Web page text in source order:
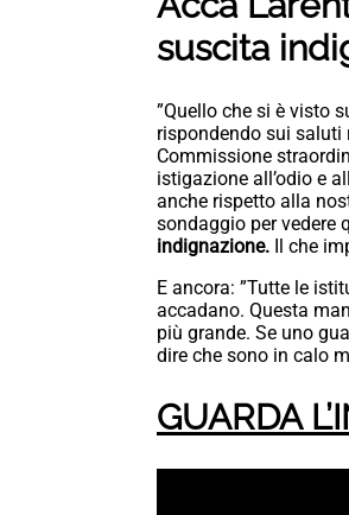
suscita
”Quello che si è visto
rispondendo sui
Commissione
istigazione all’odio e
anche rispetto alla
sondaggio per vedere
indignazione. Il che
E ancora: ”Tutte le
accadano. Questa
più grande. Se uno
dire che sono in calo
GUARDA